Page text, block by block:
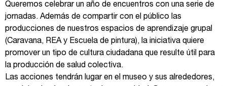
Queremos celebrar un año de encuentros con una serie de
jornadas. Además de compartir con el público las
producciones de nuestros espacios de aprendizaje grupal
(Caravana, REA y Escuela de pintura), la iniciativa quiere
promover un tipo de cultura ciudadana que resulte útil para
la producción de salud colectiva.
Las acciones tendrán lugar en el museo y sus alrededores,